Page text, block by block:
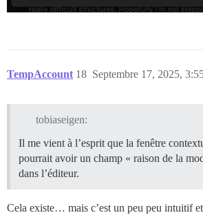
TempAccount Septembre 17, 2025,
18
tobiaseigen:
Il me vient à l’esprit que la fenêtre
pourrait avoir un champ « raison de la
dans l’éditeur.
Cela existe… mais c’est un peu peu intuitif